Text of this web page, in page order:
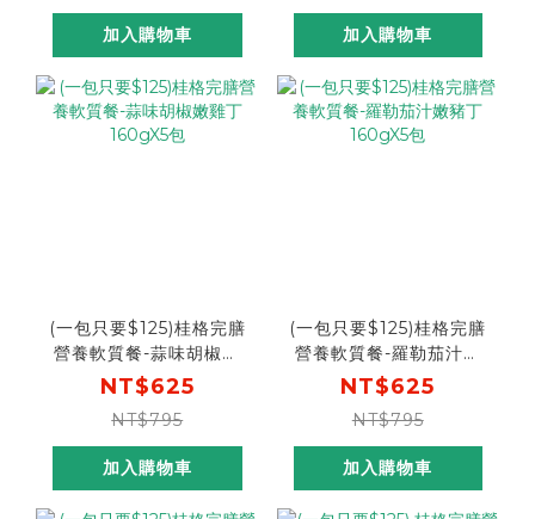
加入購物車 加入購物車
(一包只要$125)桂格完膳
營養軟質餐-蒜味胡椒嫩
雞丁160gX5包
NT$625
NT$795
加入購物車
(一包只要$125)桂格完膳
營養軟質餐-羅勒茄汁嫩
豬丁160gX5包
NT$625
NT$795
加入購物車